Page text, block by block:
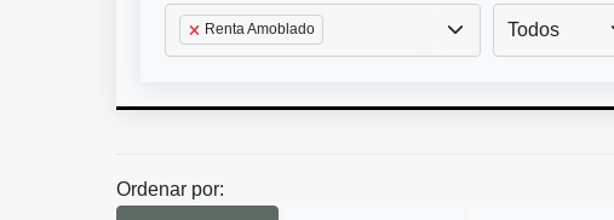
Renta Amoblado Todos
Ordenar por: